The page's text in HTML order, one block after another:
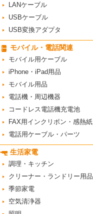
LANケーブル
USBケーブル
USB変換アダプタ
モバイル・電話関連
モバイル用ケーブル
iPhone・iPad用品
モバイル用品
電話機・周辺機器
コードレス電話機充電池
FAX用インクリボン・感熱紙
電話用ケーブル・パーツ
生活家電
調理・キッチン
クリーナー・ランドリー用品
季節家電
空気清浄器